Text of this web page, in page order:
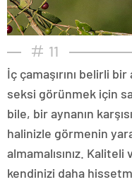
11
İç çamaşırını belirli
seksi görünmek için
bile, bir aynanın
halinizle görmenin
almamalısınız.
kendinizi daha